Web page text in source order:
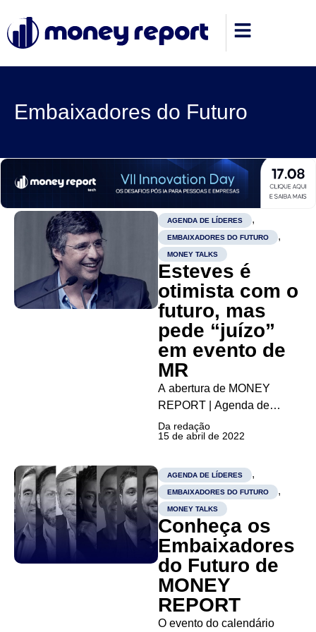
Embaixadores do Futuro
AGENDA DE LÍDERES ,
EMBAIXADORES DO FUTURO ,
MONEY TALKS
Esteves é
otimista com o
futuro, mas
pede “juízo”
em evento de
MR
A abertura de MONEY
REPORT | Agenda de
Líderes “Os 6 Embaixadores
do Futuro” ficou sob
Esteves, fundador e
chairman do BTG Pactual.
Diante de uma plateia de
empresários, executivos e
personalidades, ele reforçou
os pilares de...
Da redação
15 de abril de 2022
AGENDA DE LÍDERES ,
EMBAIXADORES DO FUTURO ,
MONEY TALKS
Conheça os
Embaixadores
do Futuro de
MONEY
REPORT
O evento do calendário